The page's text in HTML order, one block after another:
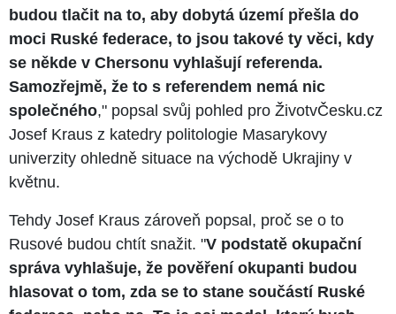
budou tlačit na to, aby dobytá území přešla do
moci Ruské federace, to jsou takové ty věci, kdy
se někde v Chersonu vyhlašují referenda.
Samozřejmě, že to s referendem nemá nic
společného," popsal svůj pohled pro ŽivotvČesku.cz
Josef Kraus z katedry politologie Masarykovy
univerzity ohledně situace na východě Ukrajiny v
květnu.
Tehdy Josef Kraus zároveň popsal, proč se o to
Rusové budou chtít snažit. "V podstatě okupační
správa vyhlašuje, že pověření okupanti budou
hlasovat o tom, zda se to stane součástí Ruské